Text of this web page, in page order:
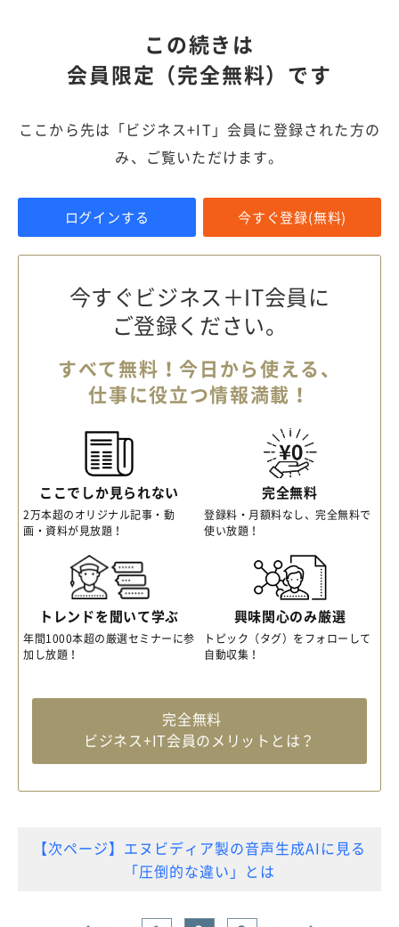
この続きは
会員限定（完全無料）です
ここから先は「ビジネス+IT」会員に登録された方の
み、ご覧いただけます。
ログインする 今すぐ登録(無料)
今すぐビジネス＋IT会員に
ご登録ください。
すべて無料！今日から使える、
仕事に役立つ情報満載！
ここでしか見られない
2万本超のオリジナル記事・動
画・資料が見放題！
完全無料
登録料・月額料なし、完全無料で
使い放題！
トレンドを聞いて学ぶ
年間1000本超の厳選セミナーに参
加し放題！
興味関心のみ厳選
トピック（タグ）をフォローして
自動収集！
完全無料
ビジネス+IT会員のメリットとは？
【次ページ】エヌビディア製の音声生成AIに見る
「圧倒的な違い」とは